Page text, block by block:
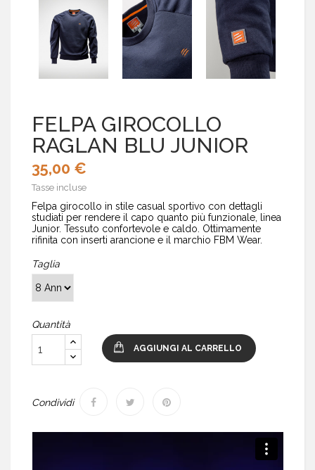
FELPA GIROCOLLO
RAGLAN BLU JUNIOR
35,00 €
Tasse incluse
Felpa girocollo in stile casual sportivo con dettagli
studiati per rendere il capo quanto più funzionale, linea
Junior. Tessuto confortevole e caldo. Ottimamente
rifinita con inserti arancione e il marchio FBM Wear.
Taglia
Quantità
AGGIUNGI AL CARRELLO
Condividi